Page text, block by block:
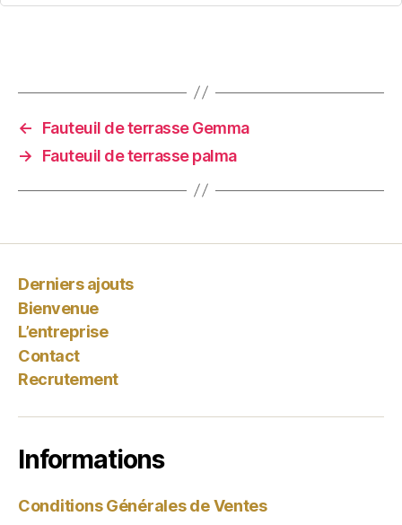
←
Fauteuil de terrasse Gemma
→
Fauteuil de terrasse palma
Derniers ajouts
Bienvenue
L’entreprise
Contact
Recrutement
Informations
Conditions Générales de Ventes